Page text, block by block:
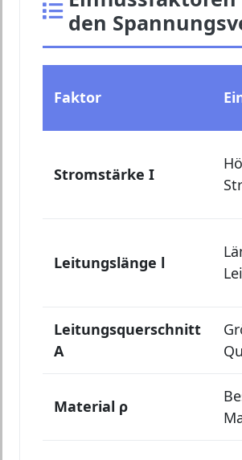
den
Faktor
Stromstärke I
Leitungslänge l
Leitungsquerschnitt
A
Material ρ